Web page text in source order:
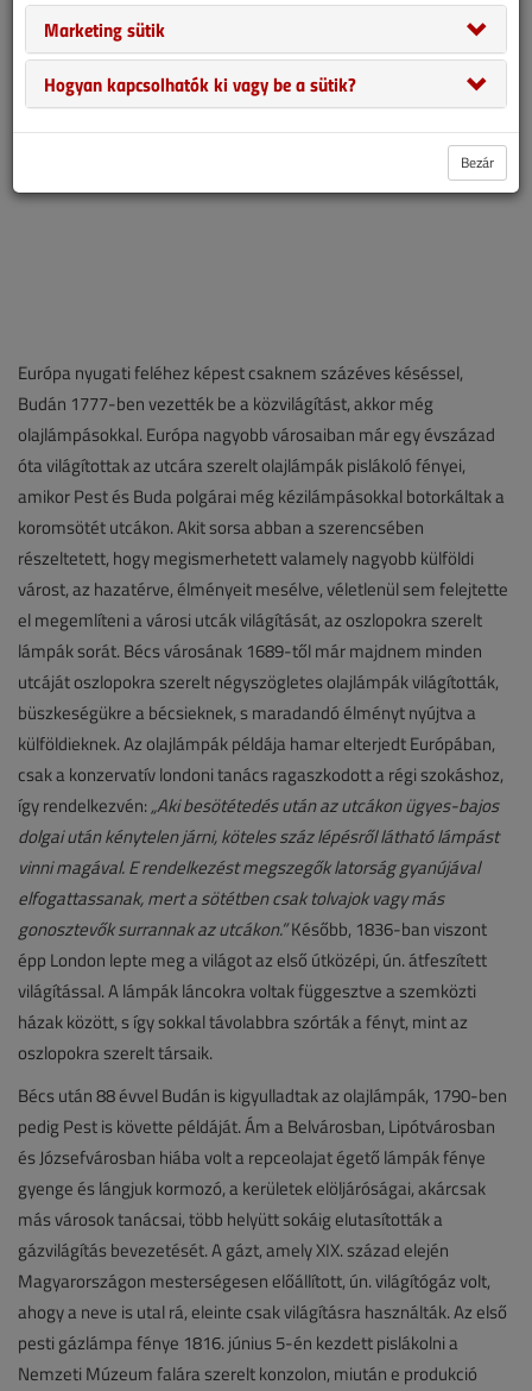
Európa nyugati feléhez képest csaknem százéves késéssel,
Budán 1777-ben vezették be a közvilágítást, akkor még
olajlámpásokkal. Európa nagyobb városaiban már egy évszázad
óta világítottak az utcára szerelt olajlámpák pislákoló fényei,
amikor Pest és Buda polgárai még kézilámpásokkal botorkáltak a
koromsötét utcákon. Akit sorsa abban a szerencsében
részeltetett, hogy megismerhetett valamely nagyobb külföldi
várost, az hazatérve, élményeit mesélve, véletlenül sem felejtette
el megemlíteni a városi utcák világítását, az oszlopokra szerelt
lámpák sorát. Bécs városának 1689-től már majdnem minden
utcáját oszlopokra szerelt négyszögletes olajlámpák világították,
büszkeségükre a bécsieknek, s maradandó élményt nyújtva a
külföldieknek. Az olajlámpák példája hamar elterjedt Európában,
csak a konzervatív londoni tanács ragaszkodott a régi szokáshoz,
így rendelkezvén:„Aki besötétedés után az utcákon ügyes-bajos
dolgai után kénytelen járni, köteles száz lépésről látható lámpást
vinni magával. E rendelkezést megszegők latorság gyanújával
elfogattassanak, mert a sötétben csak tolvajok vagy más
gonosztevők surrannak az utcákon.”Később, 1836-ban viszont
épp London lepte meg a világot az első útközépi, ún. átfeszített
világítással. A lámpák láncokra voltak függesztve a szemközti
házak között, s így sokkal távolabbra szórták a fényt, mint az
oszlopokra szerelt társaik.
Bécs után 88 évvel Budán is kigyulladtak az olajlámpák, 1790-ben
pedig Pest is követte példáját. Ám a Belvárosban, Lipótvárosban
és Józsefvárosban hiába volt a repceolajat égető lámpák fénye
gyenge és lángjuk kormozó, a kerületek elöljáróságai, akárcsak
más városok tanácsai, több helyütt sokáig elutasították a
gázvilágítás bevezetését. A gázt, amely XIX. század elején
Magyarországon mesterségesen előállított, ún. világítógáz volt,
ahogy a neve is utal rá, eleinte csak világításra használták. Az első
pesti gázlámpa fénye 1816. június 5-én kezdett pislákolni a
Nemzeti Múzeum falára szerelt konzolon, miután e produkció
Marketing sütik
Hogyan kapcsolhatók ki vagy be a sütik?
Bezár